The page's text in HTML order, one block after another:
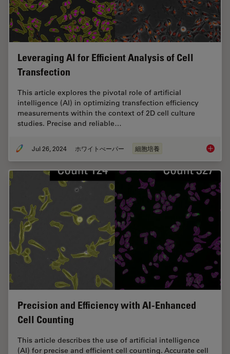
Leveraging AI for Efficient Analysis of Cell
Transfection
This article explores the pivotal role of artificial
intelligence (AI) in optimizing transfection efficiency
measurements within the context of 2D cell culture
studies. Precise and reliable…
Jul 26, 2024 ホワイトぺーパー 細胞培養
Precision and Efficiency with AI-Enhanced
Cell Counting
This article describes the use of artificial intelligence
(AI) for precise and efficient cell counting. Accurate cell